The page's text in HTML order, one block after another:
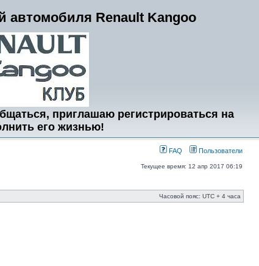
Renault Kangoo
приглашаю регистрироваться на
его жизнью!
FAQ Пользователи
Текущее время: 12 апр 2017 06:19
Часовой пояс: UTC + 4 часа